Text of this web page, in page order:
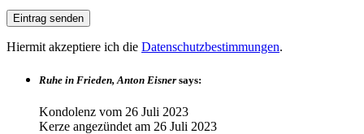
Hiermit akzeptiere ich die Datenschutzbestimmungen.
Ruhe in Frieden, Anton Eisner says:
Kondolenz vom 26 Juli 2023
Kerze angezündet am 26 Juli 2023